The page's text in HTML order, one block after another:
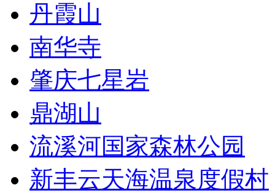
丹霞山
南华寺
肇庆七星岩
鼎湖山
流溪河国家森林公园
新丰云天海温泉度假村